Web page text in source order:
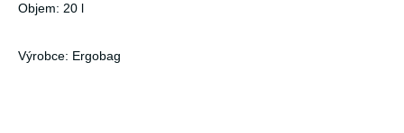
Objem: 20 l
Výrobce: Ergobag